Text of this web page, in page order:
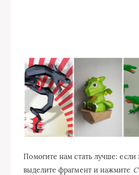
Помогите нам стать лучше:
выделите фрагмент и нажмите